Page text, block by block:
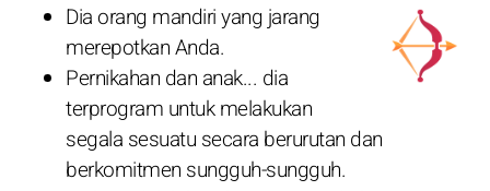
Dia orang mandiri yang jarang
merepotkan Anda.
Pernikahan dan anak... dia
terprogram untuk melakukan
segala sesuatu secara berurutan dan
berkomitmen sungguh-sungguh.